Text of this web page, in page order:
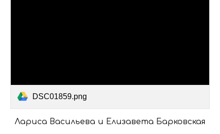
DSC01859.png
Лариса Васильева и Елизавета Барковская